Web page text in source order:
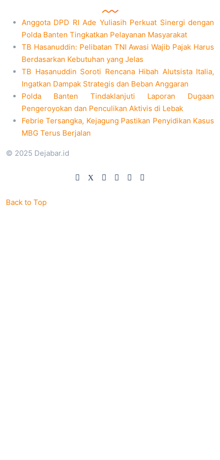
Anggota DPD RI Ade Yuliasih Perkuat Sinergi dengan
Polda Banten Tingkatkan Pelayanan Masyarakat
TB Hasanuddin: Pelibatan TNI Awasi Wajib Pajak Harus
Berdasarkan Kebutuhan yang Jelas
TB Hasanuddin Soroti Rencana Hibah Alutsista Italia,
Ingatkan Dampak Strategis dan Beban Anggaran
Polda Banten Tindaklanjuti Laporan Dugaan
Pengeroyokan dan Penculikan Aktivis di Lebak
Febrie Tersangka, Kejagung Pastikan Penyidikan Kasus
MBG Terus Berjalan
© 2025 Dejabar.id
Back to Top